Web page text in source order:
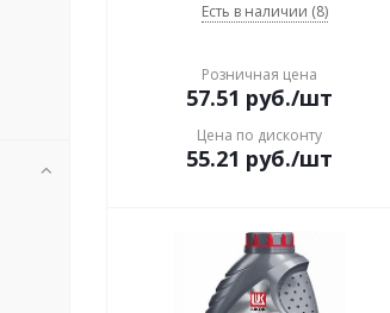
Есть в наличии (8)
Розничная цена
57.51 руб./шт
Цена по дисконту
55.21 руб./шт